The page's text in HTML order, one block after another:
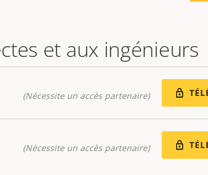
et aux ingénieurs
(Nécessite un accès partenaire)
(Nécessite un accès partenaire)